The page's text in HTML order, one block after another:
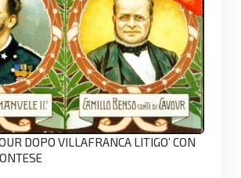
DOPO VILLAFRANCA LITIGO’ CON